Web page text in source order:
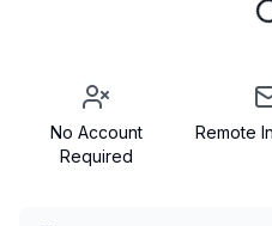
No Account
Required
Remote